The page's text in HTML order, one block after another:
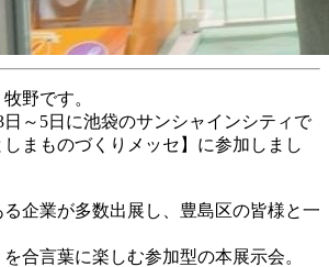
野です。
～5日に池袋のサンシャインシティで
まものづくりメッセ】に参加しまし
企業が多数出展し、豊島区の皆様と一
を合言葉に楽しむ参加型の本展示会。